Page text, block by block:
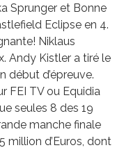
Sprunger et Bonne
Eclipse en 4.
Niklaus
Andy Kistler a tiré le
début d’épreuve.
FEI TV ou Equidia
seules 8 des 19
manche finale
million d’Euros, dont